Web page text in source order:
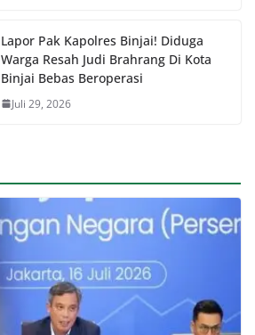
Lapor Pak Kapolres Binjai! Diduga
Warga Resah Judi Brahrang Di Kota
Binjai Bebas Beroperasi
Juli 29, 2026